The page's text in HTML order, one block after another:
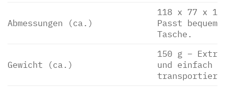
Abmessungen (ca.)
118 x 77 x 15
Passt
Tasche.
Gewicht (ca.)
150 g –
und einfach